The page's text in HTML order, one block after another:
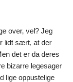
over, vel? Jeg
lidt sært, at der
det er da deres
bizarre legesager
lige oppustelige